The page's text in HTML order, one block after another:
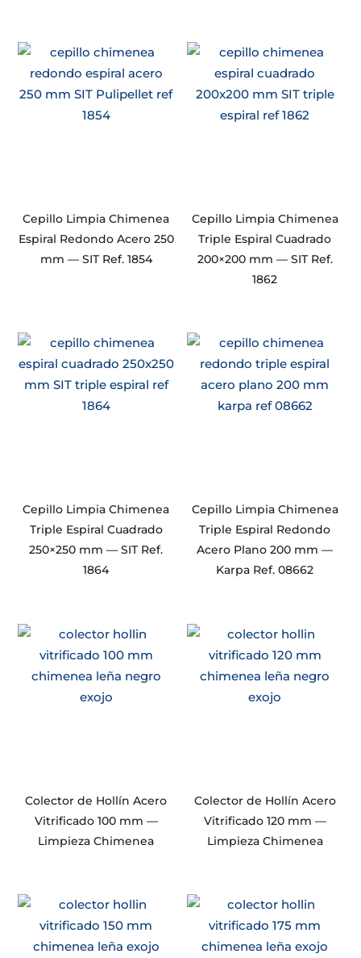
Cepillo Limpia Chimenea
Espiral Redondo Acero 250
mm — SIT Ref. 1854
Cepillo Limpia Chimenea
Triple Espiral Cuadrado
200×200 mm — SIT Ref.
1862
Cepillo Limpia Chimenea
Triple Espiral Cuadrado
250×250 mm — SIT Ref.
1864
Cepillo Limpia Chimenea
Triple Espiral Redondo
Acero Plano 200 mm —
Karpa Ref. 08662
Colector de Hollín Acero
Vitrificado 100 mm —
Limpieza Chimenea
Colector de Hollín Acero
Vitrificado 120 mm —
Limpieza Chimenea